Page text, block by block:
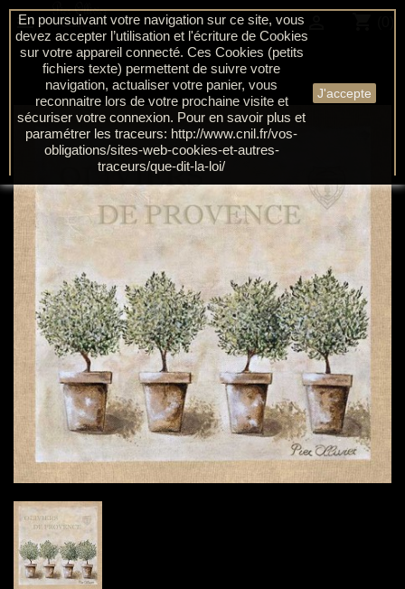

En poursuivant votre navigation sur ce site, vous
devez accepter l’utilisation et l'écriture de Cookies
sur votre appareil connecté. Ces Cookies (petits
fichiers texte) permettent de suivre votre
navigation, actualiser votre panier, vous
reconnaitre lors de votre prochaine visite et
sécuriser votre connexion. Pour en savoir plus et
paramétrer les traceurs: http://www.cnil.fr/vos-
obligations/sites-web-cookies-et-autres-
traceurs/que-dit-la-loi/
J'accepte